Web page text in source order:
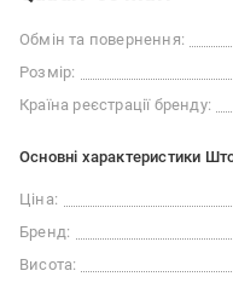
Обмін та повернення:
Розмір:
Країна реєстрації бренду:
Основні характеристики
Ціна:
Бренд:
Висота: